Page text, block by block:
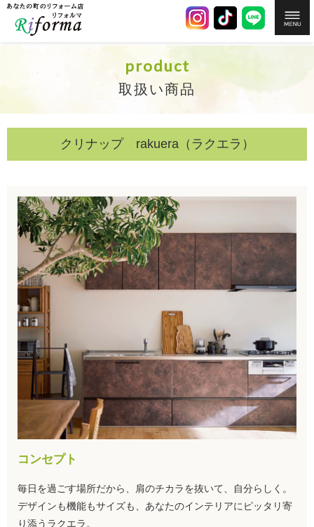
product
取扱い商品
クリナップ rakuera（ラクエラ）
コンセプト
毎日を過ごす場所だから、肩のチカラを抜いて、自分らしく。
デザインも機能もサイズも、あなたのインテリアにピッタリ寄
り添うラクエラ。